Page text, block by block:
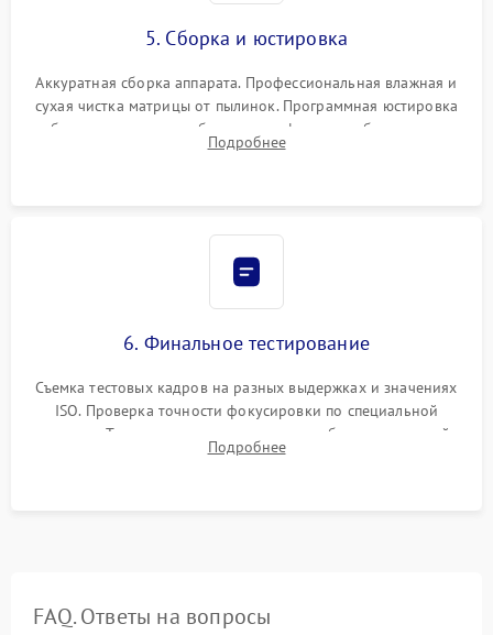
5. Сборка и юстировка
Аккуратная сборка аппарата. Профессиональная влажная и
сухая чистка матрицы от пылинок. Программная юстировка
рабочего отрезка, калибровка автофокуса, стабилизатора и
экспозамера с помощью сервисного ПО.
Подробнее
6. Финальное тестирование
Съемка тестовых кадров на разных выдержках и значениях
ISO. Проверка точности фокусировки по специальной
мишени. Тест записи на карту памяти, работы встроенной
вспышки, микрофона и всех кнопок управления.
Подробнее
FAQ. Ответы на вопросы